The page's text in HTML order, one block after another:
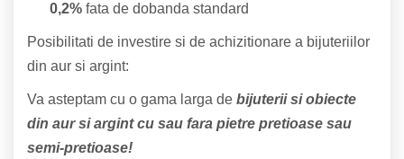
0,2% fata de dobanda standard
Posibilitati de investire si de achizitionare a bijuteriilor
din aur si argint:
Va asteptam cu o gama larga de bijuterii si obiecte
din aur si argint cu sau fara pietre pretioase sau
semi-pretioase!